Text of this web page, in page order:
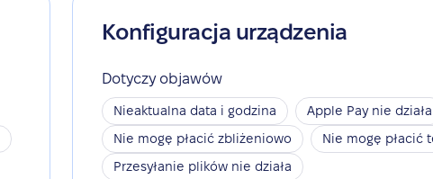
Konfiguracja urządzenia
Dotyczy objawów
Nieaktualna data i godzina
Apple Pay nie działa
Nie mogę płacić zbliżeniowo
Nie mogę płacić
Przesyłanie plików nie działa